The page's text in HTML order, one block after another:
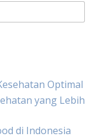
Optimal
yang Lebih
di Indonesia